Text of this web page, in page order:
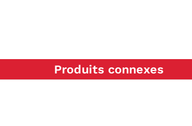
Produits connexes